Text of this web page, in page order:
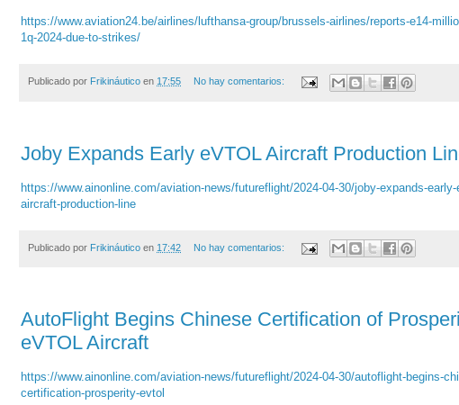
https://www.aviation24.be/airlines/lufthansa-group/brussels-airlines/reports-e14-
1q-2024-due-to-strikes/
Publicado por Frikináutico en 17:55 No hay comentarios:
Joby Expands Early eVTOL Aircraft Production
https://www.ainonline.com/aviation-news/futureflight/2024-04-30/joby-expands-
aircraft-production-line
Publicado por Frikináutico en 17:42 No hay comentarios:
AutoFlight Begins Chinese Certification of
eVTOL Aircraft
https://www.ainonline.com/aviation-news/futureflight/2024-04-30/autoflight-begins-
certification-prosperity-evtol